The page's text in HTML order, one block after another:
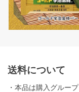
送料について
・本品は購入グルー